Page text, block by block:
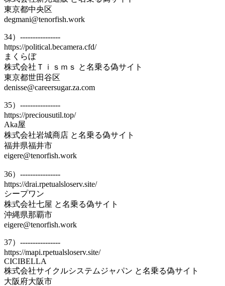
東京都中央区
degmani@tenorfish.work
34）----------------
https://political.becamera.cfd/
まくらぼ
株式会社Ｔｉｓｍｓ と名乗る偽サイト
東京都世田谷区
denisse@careersugar.za.com
35）----------------
https://preciousutil.top/
Aka屋
株式会社岩城商店 と名乗る偽サイト
福井県福井市
eigere@tenorfish.work
36）----------------
https://drai.rpetualsloserv.site/
シープワン
株式会社七屋 と名乗る偽サイト
沖縄県那覇市
eigere@tenorfish.work
37）----------------
https://mapi.rpetualsloserv.site/
CICIBELLA
株式会社サイクルシステムジャパン と名乗る偽サイト
大阪府大阪市